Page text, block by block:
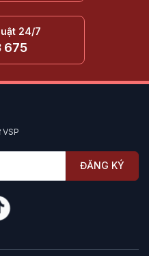
24/7
675
ĐĂNG KÝ